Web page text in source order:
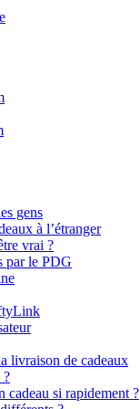
gens
à l’étranger
vrai ?
par le PDG
livraison de cadeaux
?
cadeau si rapidement ?